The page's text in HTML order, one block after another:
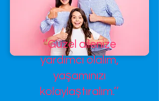
’’Güzel ailenize
yardımcı olalım,
yaşamınızı
kolaylaştıralım.’’